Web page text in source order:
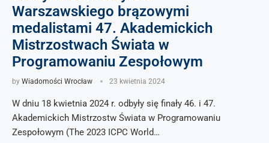
Warszawskiego brązowymi
medalistami 47. Akademickich
Mistrzostwach Świata w
Programowaniu Zespołowym
by Wiadomości Wrocław 23 kwietnia 2024
W dniu 18 kwietnia 2024 r. odbyły się finały 46. i 47.
Akademickich Mistrzostw Świata w Programowaniu
Zespołowym (The 2023 ICPC World…